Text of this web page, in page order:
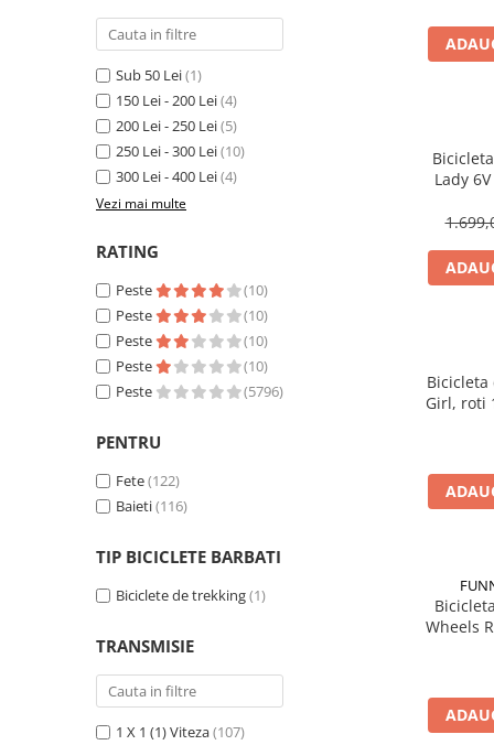
Furci bicicleta
Cabluri si camasi
Frana bicicleta
Placute frana bicicleta
Discuri frana bicicleta
Saboti frana bicicleta
Frane pe disc
Frane pe janta
Accesorii frane bicicleta
Roti bicicleta
Accesorii butuci
Jante bicicleta
Sei si tija sa bicicleta
Tija sa bicicleta
Coliere si cleme sa
Angrenaje bicicleta
Foi angrenaj
Sub 50 Lei(1)
150 Lei - 200 Lei(4)
200 Lei - 250 Lei(5)
250 Lei - 300 Lei(10)
300 Lei - 400 Lei(4)
Vezi mai multe
RATING
Peste
(10)
Peste
(10)
Peste
(10)
Peste
(10)
Peste
(5796)
PENTRU
Fete(122)
Baieti(116)
TIP BICICLETE BARBATI
Biciclete de trekking(1)
TRANSMISIE
1 X 1 (1) Viteza(107)
Lady
Bicicleta
Girl, roti
Wheels